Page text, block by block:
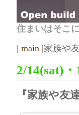
住まいはそこ
| main |家族や
2/14(sat)
『家族や